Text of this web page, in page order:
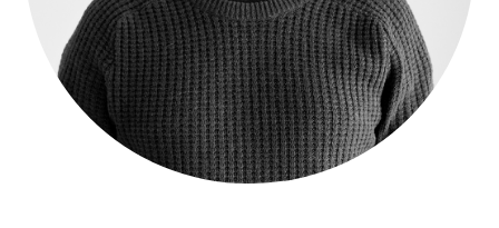
Pomos para puertas
Pomos y accesorios para muebles
Manijas para puertas correderas
Manillas para puertas correderas elevadoras
ACABADOS
SISTEMAS